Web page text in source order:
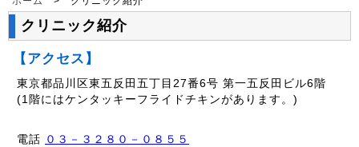
クリニック紹介
【アクセス】
東京都品川区東五反田五丁目27番6号 第一五反田ビル6階
(1階にはケンタッキーフライドチキンがあります。)
電話 ０３－３２８０－０８５５